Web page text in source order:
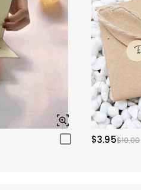
$3.95$10.00